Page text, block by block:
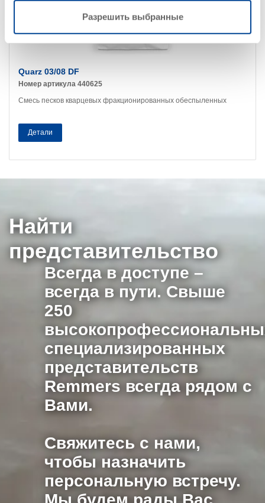
Разрешить выбранные
Quarz 03/08 DF
Номер артикула 440625
Смесь песков кварцевых фракционированных обеспыленных
Детали
Найти
представительство
Всегда в доступе –
всегда в пути. Свыше
250
специализированных
представительств
Remmers всегда рядом с
Вами.
Свяжитесь с нами,
чтобы назначить
персональную встречу.